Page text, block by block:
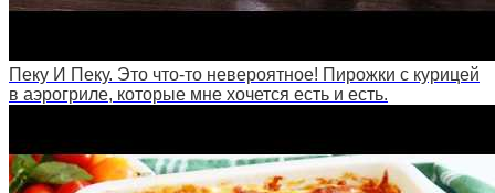
Пеку И Пеку. Это что-то невероятное! Пирожки с курицей
в аэрогриле, которые мне хочется есть и есть.